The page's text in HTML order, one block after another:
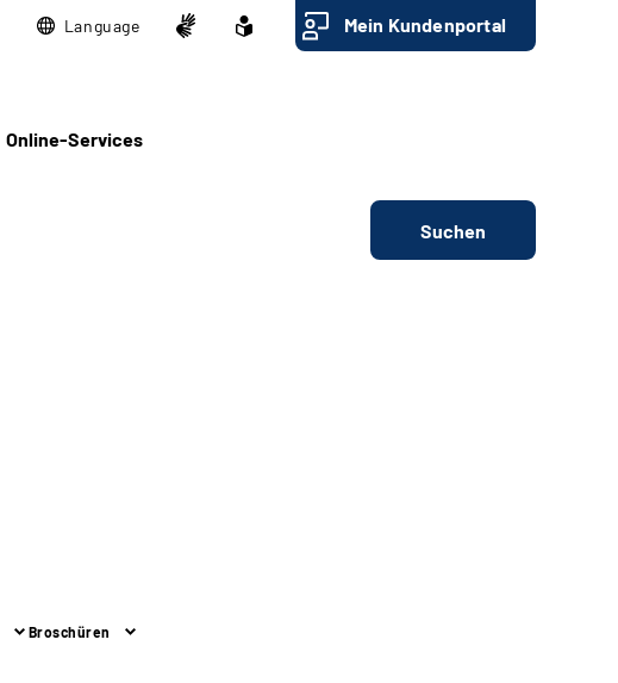
Language Mein Kundenportal
Online-Services
Suchen
Broschüren